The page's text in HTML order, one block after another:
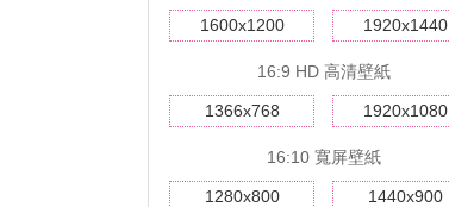
1600x1200 1920x1440
16:9 HD 高清壁紙
1366x768 1920x1080
16:10 寬屏壁紙
1280x800 1440x900